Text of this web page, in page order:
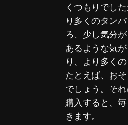
くつもりでし
り多くのタン
ろ、少し気分
あるような気
り、より多く
たとえば、お
でしょう。そ
購入すると、
きます。